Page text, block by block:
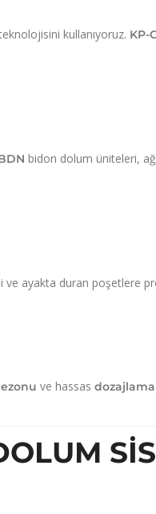
kullanıyoruz. KP-
bidon dolum üniteleri,
ve ayakta duran poşetlere
ve hassas